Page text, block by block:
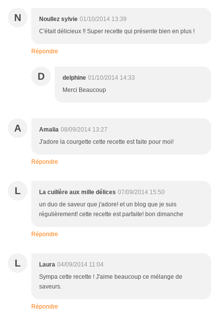
N Noullez sylvie 01/10/2014 13:39
C'était délicieux !! Super recette qui présente bien en plus !
Répondre
D delphine 01/10/2014 14:33
Merci Beaucoup
A Amalia 08/09/2014 13:27
J'adore la courgette cette recette est faite pour moi!
Répondre
L La cuillère aux mille délices 07/09/2014 15:50
un duo de saveur que j'adore! et un blog que je suis
régulièrement! cette recette est parfaite! bon dimanche
Répondre
L Laura 04/09/2014 11:04
Sympa cette recette ! J'aime beaucoup ce mélange de
saveurs.
Répondre